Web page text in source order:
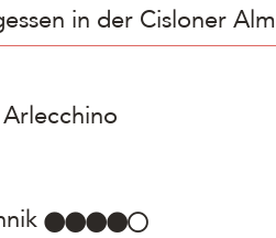
in der Cisloner Alm